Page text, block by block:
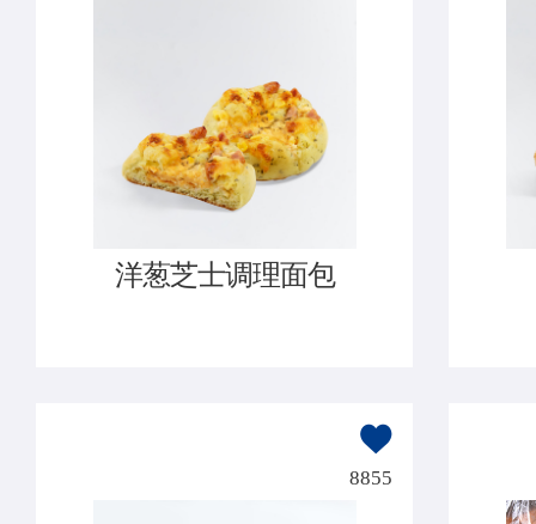
洋葱芝士调理面包
8855